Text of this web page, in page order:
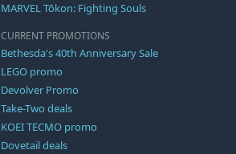
MARVEL Tōkon: Fighting Souls
CURRENT PROMOTIONS
Bethesda's 40th Anniversary Sale
LEGO promo
Devolver Promo
Take-Two deals
KOEI TECMO promo
Dovetail deals